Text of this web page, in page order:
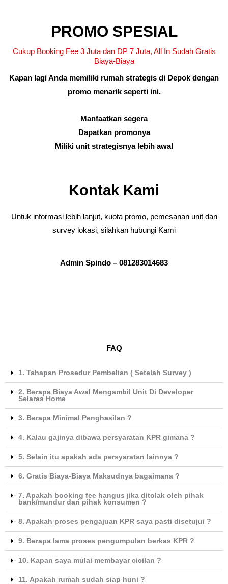
PROMO SPESIAL
Cukup Booking Fee 3 Juta dan DP 7 Juta, All In Sudah Gratis
Biaya-Biaya
Kapan lagi Anda memiliki rumah strategis di Depok dengan
promo menarik seperti ini.
Manfaatkan segera
Dapatkan promonya
Miliki unit strategisnya lebih awal
Kontak Kami
Untuk informasi lebih lanjut, kuota promo, pemesanan unit dan
survey lokasi, silahkan hubungi Kami
Admin Spindo – 081283014683
FAQ
1. Tahapan Prosedur Pembelian ( Setelah Survey )
2. Berapa Biaya Awal Mengambil Unit Di Developer
Selaras Home
3. Berapa Minimal Penghasilan ?
4. Kalau gajinya dibawa persyaratan KPR gimana ?
5. Selain itu apakah ada persyaratan lainnya ?
6. Gratis Biaya-Biaya Maksudnya bagaimana ?
7. Apakah booking fee hangus jika ditolak oleh pihak
bank/mundur dari pihak konsumen ?
8. Apakah proses pengajuan KPR saya pasti disetujui ?
9. Berapa lama proses pengumpulan berkas KPR ?
10. Kapan saya mulai membayar cicilan ?
11. Apakah rumah sudah siap huni ?